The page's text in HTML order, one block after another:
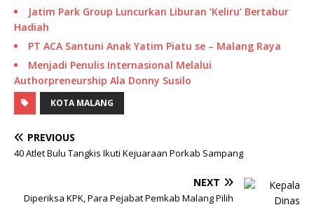
Jatim Park Group Luncurkan Liburan ‘Keliru’ Bertabur
Hadiah
PT ACA Santuni Anak Yatim Piatu se – Malang Raya
Menjadi Penulis Internasional Melalui
Authorpreneurship Ala Donny Susilo
KOTA MALANG
PREVIOUS
40 Atlet Bulu Tangkis Ikuti Kejuaraan Porkab Sampang
NEXT
Diperiksa KPK, Para Pejabat Pemkab Malang Pilih